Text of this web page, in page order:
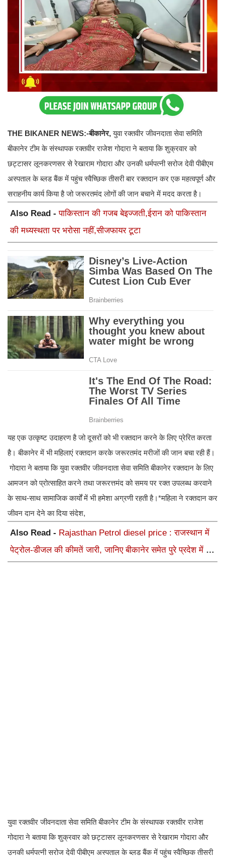
THE BIKANER NEWS:-बीकानेर,युवा रक्तवीर जीवनदाता सेवा समिति
बीकानेर टीम के संस्थापक रक्तवीर राजेश गोदारा ने बताया कि शुक्रवार को
छट्टासर लूनकरणसर से रेखाराम गोदारा और उनकी धर्मपत्नी सरोज देवी पीबीएम
अस्पताल के ब्लड बैंक में पहुंच स्वैच्छिक तीसरी बार रक्तदान कर एक महत्वपूर्ण और
सराहनीय कार्य किया है जो जरूरतमंद लोगों की जान बचाने में मदद करता है।
Also Read -पाकिस्तान की गजब बेइज्जती,ईरान को पाकिस्तान
की मध्यस्थता पर भरोसा नहीं,सीजफायर टूटा
यह एक उत्कृष्ट उदाहरण है जो दूसरों को भी रक्तदान करने के लिए प्रेरित करता
है। बीकानेर में भी महिलाएं रक्तदान करके जरूरतमंद मरीजों की जान बचा रही हैं।
गोदारा ने बताया कि युवा रक्तवीर जीवनदाता सेवा समिति बीकानेर रक्तदान के लिए
आमजन को प्रोत्साहित करने तथा जरूरत्तमंद को समय पर रक्त उपलब्ध करवाने
के साथ-साथ सामाजिक कार्यों में भी हमेशा अग्रणी रहती है।*महिला ने रक्तदान कर
जीवन दान देने का दिया संदेश,
Also Read - Rajasthan Petrol diesel price : राजस्थान में
पेट्रोल-डीजल की कीमतें जारी, जानिए बीकानेर समेत पुरे प्रदेश में नए
युवा रक्तवीर जीवनदाता सेवा समिति बीकानेर टीम के संस्थापक रक्तवीर राजेश
गोदारा ने बताया कि शुक्रवार को छट्टासर लूनकरणसर से रेखाराम गोदारा और
उनकी धर्मपत्नी सरोज देवी पीबीएम अस्पताल के ब्लड बैंक में पहुंच स्वैच्छिक तीसरी